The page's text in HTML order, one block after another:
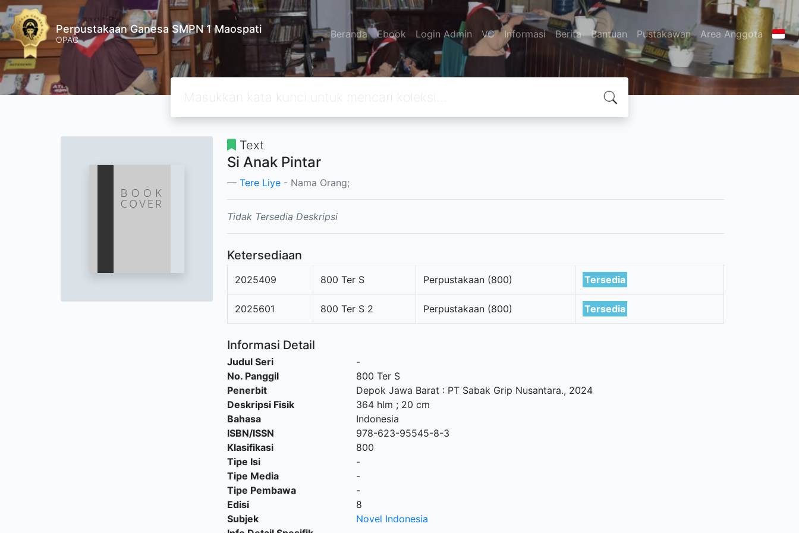
Perpustakaan Ganesa SMPN 1 Maospati
OPAC Beranda Ebook Login Admin VC Informasi Berita Bantuan Pustakawan Area Anggota
Text
Si Anak Pintar
Tere Liye - Nama Orang;
Tidak Tersedia Deskripsi
Ketersediaan
2025409 800 Ter S Perpustakaan (800) Tersedia
2025601 800 Ter S 2 Perpustakaan (800) Tersedia
Informasi Detail
Judul Seri
-
No. Panggil
800 Ter S
Penerbit
Depok Jawa Barat : PT Sabak Grip Nusantara., 2024
Deskripsi Fisik
364 hlm ; 20 cm
Bahasa
Indonesia
ISBN/ISSN
978-623-95545-8-3
Klasifikasi
800
Tipe Isi
-
Tipe Media
-
Tipe Pembawa
-
Edisi
8
Subjek
Novel Indonesia